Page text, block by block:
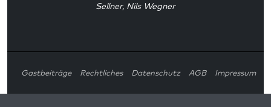
Sellner, Nils Wegner
Gastbeiträge Rechtliches Datenschutz AGB Impressum